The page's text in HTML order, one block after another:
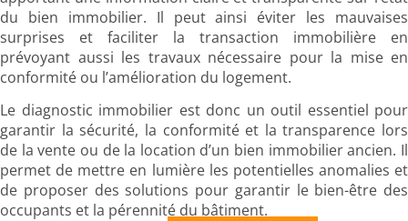
du bien immobilier. Il peut ainsi éviter les mauvaises
surprises et faciliter la transaction immobilière en
prévoyant aussi les travaux nécessaire pour la mise en
conformité ou l’amélioration du logement.
Le diagnostic immobilier est donc un outil essentiel pour
garantir la sécurité, la conformité et la transparence lors
de la vente ou de la location d’un bien immobilier ancien. Il
permet de mettre en lumière les potentielles anomalies et
de proposer des solutions pour garantir le bien-être des
occupants et la pérennité du bâtiment.